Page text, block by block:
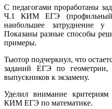
С педагогами проработаны
Ч.1 КИМ ЕГЭ (профильный
наибольшее затруднение
Показаны разные способы
примеры.
Тьютор подчеркнул, что
заданий ЕГЭ по геометрии,
выпускников к экзамену.
Уделил внимание критериям
КИМ ЕГЭ по математике.